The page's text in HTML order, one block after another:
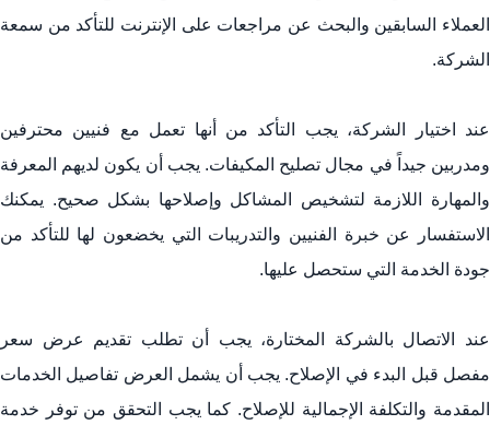
العملاء السابقين والبحث عن مراجعات على الإنترنت للتأكد من سمعة
الشركة.
عند اختيار الشركة، يجب التأكد من أنها تعمل مع فنيين محترفين
ومدربين جيداً في مجال تصليح المكيفات. يجب أن يكون لديهم المعرفة
والمهارة اللازمة لتشخيص المشاكل وإصلاحها بشكل صحيح. يمكنك
الاستفسار عن خبرة الفنيين والتدريبات التي يخضعون لها للتأكد من
جودة الخدمة التي ستحصل عليها.
عند الاتصال بالشركة المختارة، يجب أن تطلب تقديم عرض سعر
مفصل قبل البدء في الإصلاح. يجب أن يشمل العرض تفاصيل الخدمات
المقدمة والتكلفة الإجمالية للإصلاح. كما يجب التحقق من توفر خدمة